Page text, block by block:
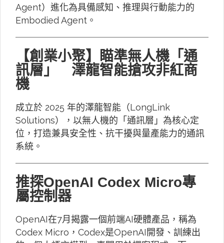
Agent）進化為具備感知、推理與行動能力的
Embodied Agent。
【創業小聚】瞄準無人機「通
訊層」 澤龍智能搶攻非紅商
機
成立於 2025 年的澤龍智能（LongLink
Solutions），以無人機的「通訊層」為核心定
位，打造兼具安全性、抗干擾與量產能力的通訊
系統。
推探OpenAI Codex Micro專
屬控制器
OpenAI在7月揭露一個前端AI硬體產品，稱為
Codex Micro，Codex是OpenAI開發、訓練出